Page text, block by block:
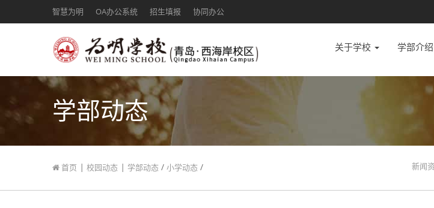
智慧为明 OA办公系统 招生填报 协同办公
关于学校 学部介绍
学部动态
首页 | 校园动态 | 学部动态 / 小学动态 / 新闻